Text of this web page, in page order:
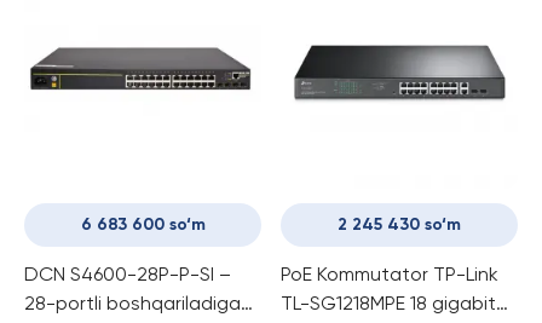
6 683 600 so‘m
DCN S4600-28P-P-SI –
28-portli boshqariladigan
2 245 430 so‘m
PoE Kommutator TP-Link
TL-SG1218MPE 18 gigabit